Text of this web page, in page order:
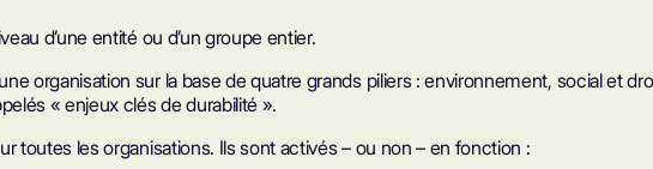
d’une entité ou d’un groupe entier.
organisation sur la base de quatre grands piliers : environnement, social et
« enjeux clés de durabilité ».
toutes les organisations. Ils sont activés – ou non – en fonction :